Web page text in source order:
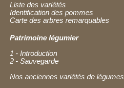
Liste des variétés
Identification des pommes
Carte des arbres remarquables
Patrimoine légumier
1 - Introduction
2 - Sauvegarde
Nos anciennes variétés de légumes